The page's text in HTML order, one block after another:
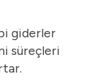
giderler
süreçleri